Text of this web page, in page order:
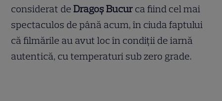
considerat deDragoș Bucur ca fiind cel mai
spectaculos de până acum, în ciuda faptului
că filmările au avut loc în condiții de iarnă
autentică, cu temperaturi sub zero grade.